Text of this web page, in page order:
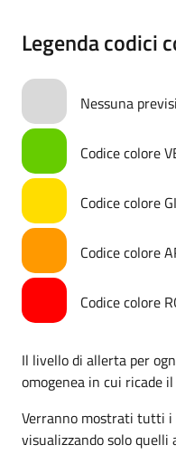
Legenda codici
Nessuna
Codice colore
Codice colore
Codice colore
Codice colore
Il livello di allerta per
omogenea in cui ricade
Verranno mostrati tutti
visualizzando solo quelli